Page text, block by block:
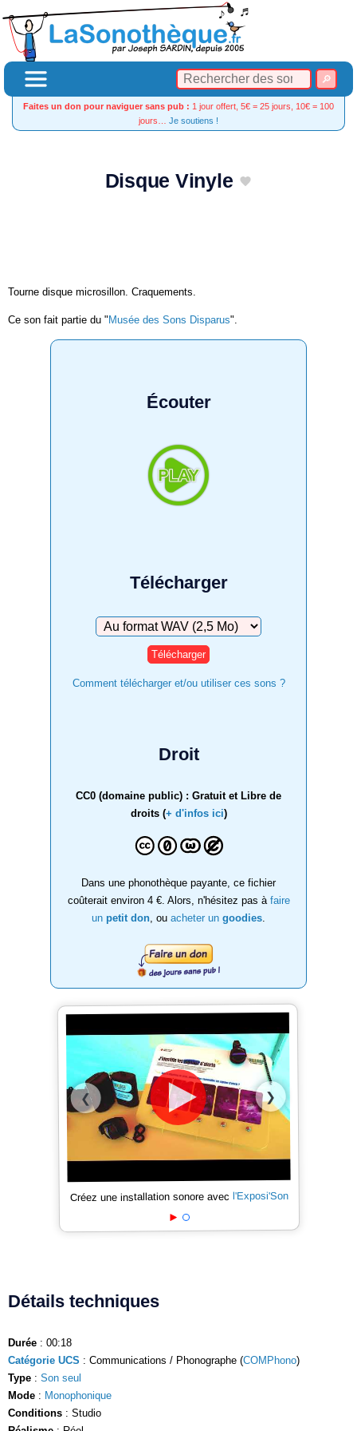
Faites un don pour naviguer sans pub : 1 jour offert, 5€ = 25 jours, 10€ = 100
jours… Je soutiens !
Disque Vinyle
Tourne disque microsillon. Craquements.
Ce son fait partie du " Musée des Sons Disparus".
Écouter
Télécharger
Télécharger
Comment télécharger et/ou utiliser ces sons ?
Droit
CC0 (domaine public) : Gratuit et Libre de
droits (+ d'infos ici)
Dans une phonothèque payante, ce fichier
coûterait environ 4 €. Alors, n'hésitez pas à faire
un petit don , ou acheter un goodies
❮ ❯
Créez une installation sonore avec l'Exposi'Son
Détails techniques
Durée : 00:18
Catégorie UCS : Communications / Phonographe (COMPhono)
Type : Son seul
Mode : Monophonique
Conditions : Studio